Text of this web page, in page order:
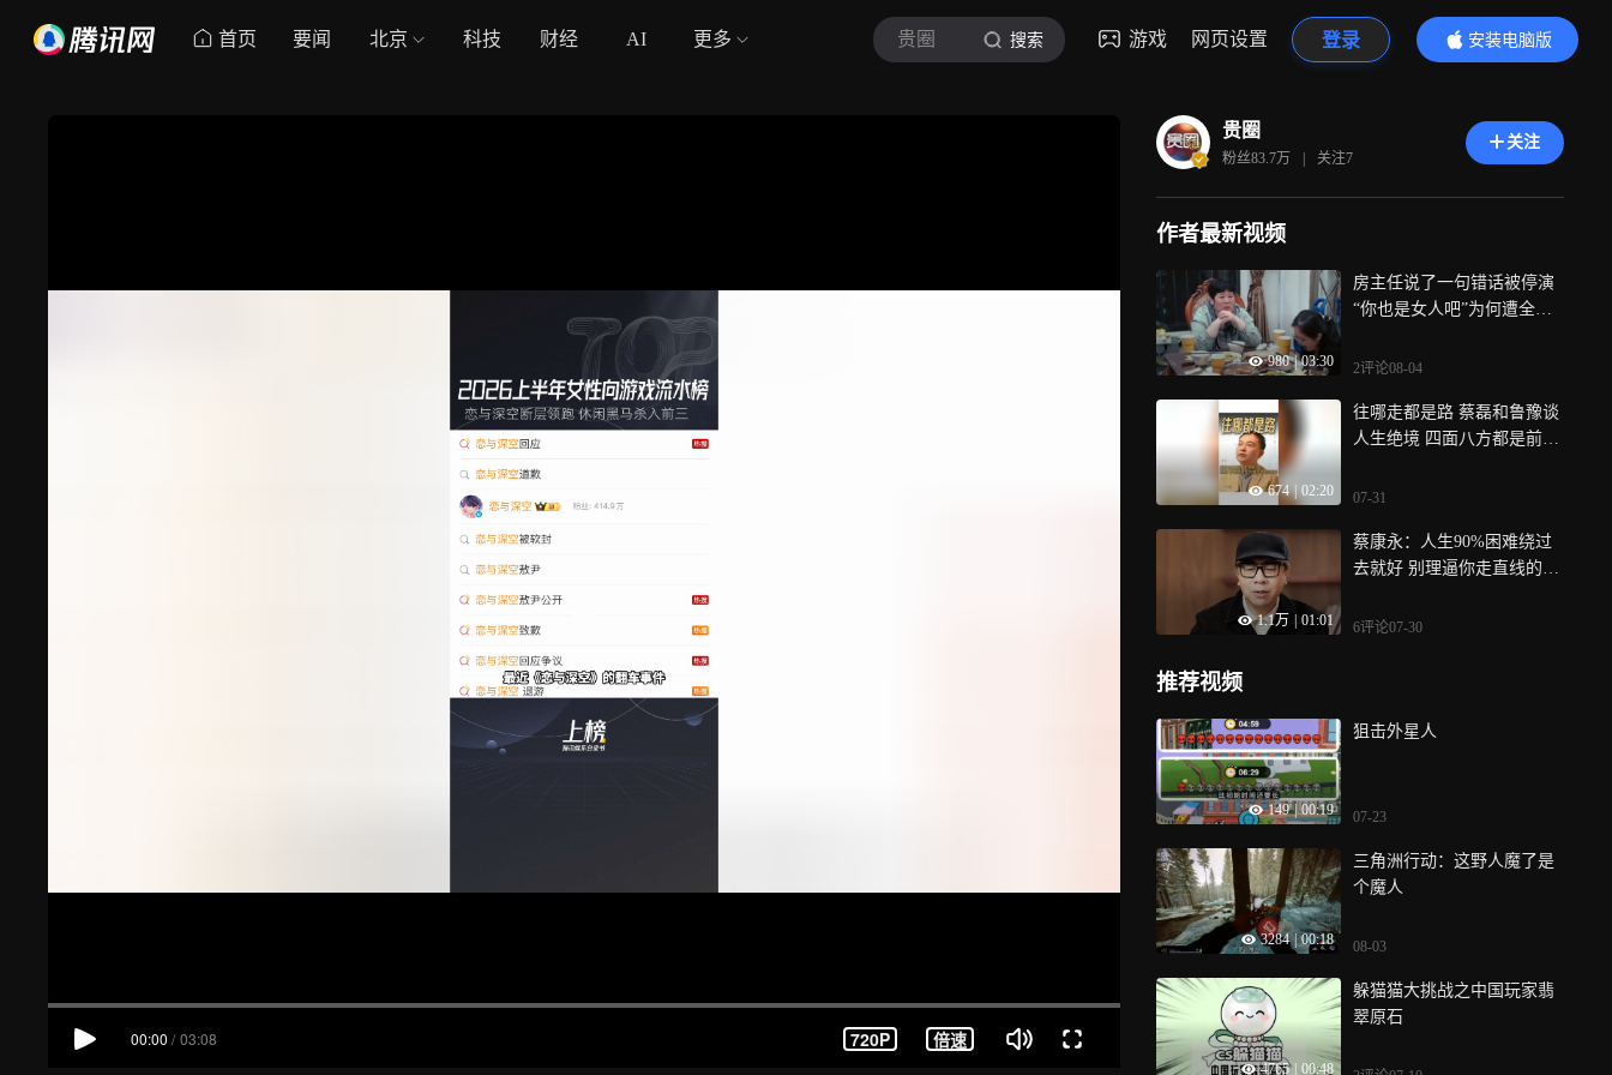
首页 要闻 北京 科技 财经 AI 更多 贵圈 搜索 游戏 网页设置 登录
安装电脑版
内容更精彩
00:00 / 03:08 720P 倍速
贵圈
粉丝83.7万 | 关注7
关注
作者最新视频
980 | 03:30
房主任说了一句错话被停演
“你也是女人吧”为何遭全网
2评论08-04
674 | 02:20
往哪走都是路 蔡磊和鲁豫谈
人生绝境 四面八方都是前方
07-31
1.1万 01:01
蔡康永：人生90%困难绕过
去就好 别理逼你走直线的
6评论07-30
推荐视频
149 | 00:19
狙击外星人
07-23
3284 00:18
三角洲行动：这野人魔了是
个魔人
08-03
4765 00:48
躲猫猫大挑战之中国玩家翡
翠原石